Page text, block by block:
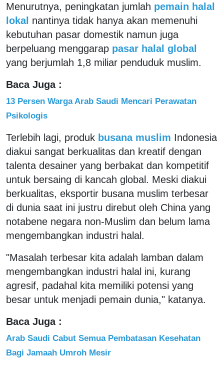
Menurutnya, peningkatan jumlah pemain halal
lokal nantinya tidak hanya akan memenuhi
kebutuhan pasar domestik namun juga
berpeluang menggarap pasar halal global
yang berjumlah 1,8 miliar penduduk muslim.
Baca Juga :
13 Persen Warga Arab Saudi Mencari Perawatan
Psikologis
Terlebih lagi, produk busana muslim Indonesia
diakui sangat berkualitas dan kreatif dengan
talenta desainer yang berbakat dan kompetitif
untuk bersaing di kancah global. Meski diakui
berkualitas, eksportir busana muslim terbesar
di dunia saat ini justru direbut oleh China yang
notabene negara non-Muslim dan belum lama
mengembangkan industri halal.
"Masalah terbesar kita adalah lamban dalam
mengembangkan industri halal ini, kurang
agresif, padahal kita memiliki potensi yang
besar untuk menjadi pemain dunia," katanya.
Baca Juga :
Arab Saudi Cabut Semua Pembatasan Kesehatan
Bagi Jamaah Umroh Mesir